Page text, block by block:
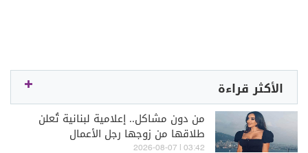
الأكثر قراءة
من دون مشاكل.. إعلامية لبنانية تُعلن
طلاقها من زوجها رجل الأعمال
03:42 | 2026-08-07